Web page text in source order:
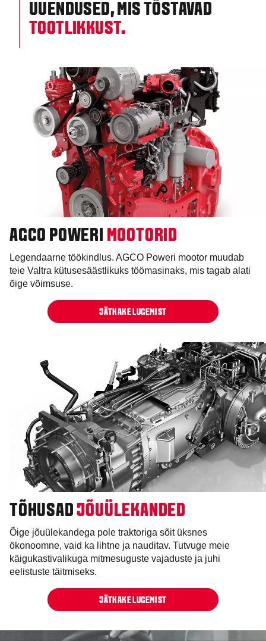
UUENDUSED, MIS TÕSTAVAD
TOOTLIKKUST.
AGCO POWERI MOOTORID
Legendaarne töökindlus. AGCO Poweri mootor muudab
teie Valtra kütusesäästlikuks töömasinaks, mis tagab alati
õige võimsuse.
JÄTKAKE LUGEMIST
TÕHUSADJÕUÜLEKANDED
Õige jõuülekandega pole traktoriga sõit üksnes
ökonoomne, vaid ka lihtne ja nauditav. Tutvuge meie
käigukastivalikuga mitmesuguste vajaduste ja juhi
eelistuste täitmiseks.
JÄTKAKE LUGEMIST